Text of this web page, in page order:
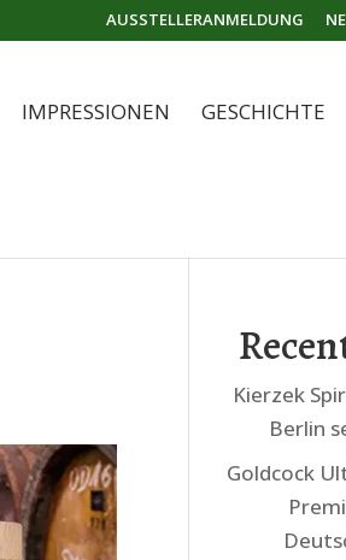
AUSSTELLERANMELDUNG
IMPRESSIONEN GESCHICHTE
Kierzek
Berlin
Goldcock